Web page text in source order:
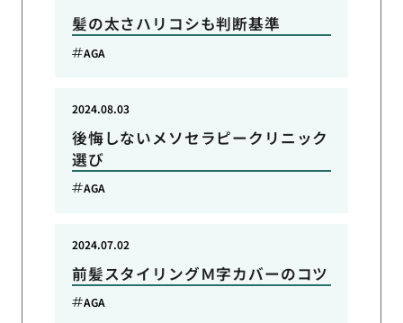
髪の太さハリコシも判断基準
AGA
後悔しないメソセラピークリニック
選び
2024.08.03
AGA
前髪スタイリングＭ字カバーのコツ
2024.07.02
AGA